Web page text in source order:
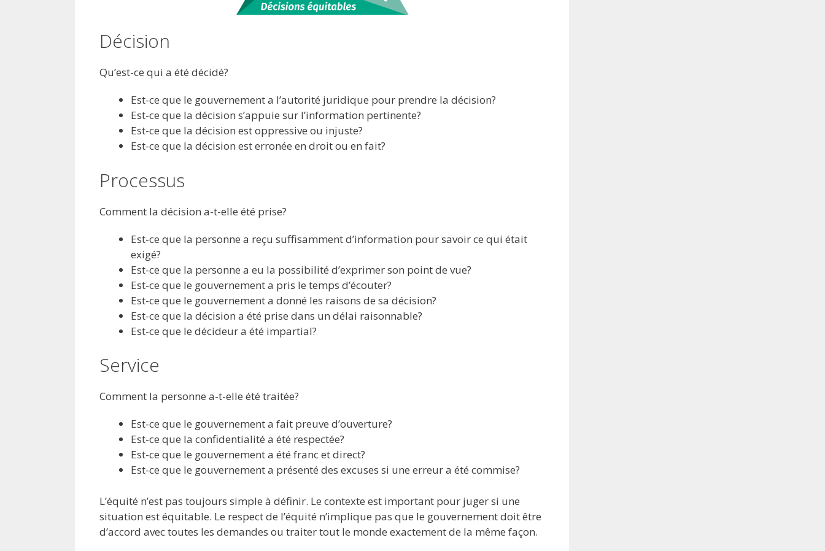
Décision
Qu’est-ce qui a été décidé?
Est-ce que le gouvernement a l’autorité juridique pour prendre la décision?
Est-ce que la décision s’appuie sur l’information pertinente?
Est-ce que la décision est oppressive ou injuste?
Est-ce que la décision est erronée en droit ou en fait?
Processus
Comment la décision a-t-elle été prise?
Est-ce que la personne a reçu suffisamment d’information pour savoir ce qui était
exigé?
Est-ce que la personne a eu la possibilité d’exprimer son point de vue?
Est-ce que le gouvernement a pris le temps d’écouter?
Est-ce que le gouvernement a donné les raisons de sa décision?
Est-ce que la décision a été prise dans un délai raisonnable?
Est-ce que le décideur a été impartial?
Service
Comment la personne a-t-elle été traitée?
Est-ce que le gouvernement a fait preuve d’ouverture?
Est-ce que la confidentialité a été respectée?
Est-ce que le gouvernement a été franc et direct?
Est-ce que le gouvernement a présenté des excuses si une erreur a été commise?
L’équité n’est pas toujours simple à définir. Le contexte est important pour juger si une
situation est équitable. Le respect de l’équité n’implique pas que le gouvernement doit être
d’accord avec toutes les demandes ou traiter tout le monde exactement de la même façon.